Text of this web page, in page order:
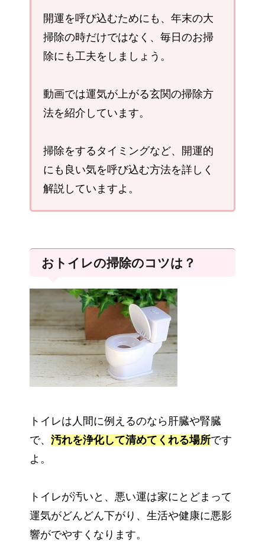
開運を呼び込むためにも、年末の大
掃除の時だけではなく、毎日のお掃
除にも工夫をしましょう。
動画では運気が上がる玄関の掃除方
法を紹介しています。
掃除をするタイミングなど、開運的
にも良い気を呼び込む方法を詳しく
解説していますよ。
おトイレの掃除のコツは？
トイレは人間に例えるのなら肝臓や腎臓
で、 汚れを浄化して清めてくれる場所です
よ。
トイレが汚いと、悪い運は家にとどまって
運気がどんどん下がり、生活や健康に悪影
響がでやすくなります。